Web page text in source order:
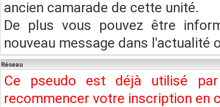
ancien camarade de cette unité.
De plus vous pouvez être
nouveau message dans l'actualité
Réseau
Ce pseudo est déjà utilisé
recommencer votre inscription en